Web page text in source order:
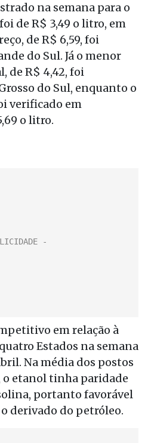
na semana para o
de R$ 3,49 o litro, em
de R$ 6,59, foi
do Sul. Já o menor
de R$ 4,42, foi
do Sul, enquanto o
verificado em
o litro.
em relação à
Estados na semana
Na média dos postos
o etanol tinha paridade
portanto favorável
derivado do petróleo.